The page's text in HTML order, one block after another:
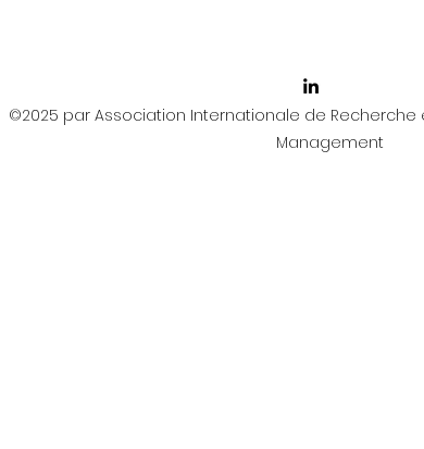
©2025 par Association Internationale de Recherche
Management